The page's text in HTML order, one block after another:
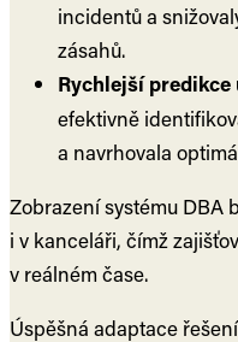
incidentů a
zásahů.
Rychlejší
efektivně
a navrhovala
Zobrazení systému DBA
i v kanceláři, čímž
v reálném čase.
Úspěšná adaptace